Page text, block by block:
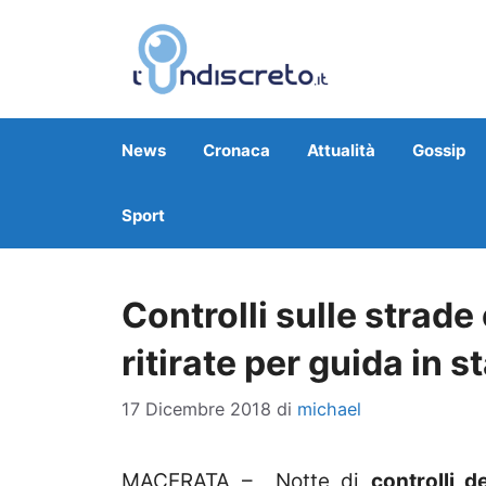
News Cronaca Attualità Gossip
Sport
Controlli sulle strade
ritirate per guida in
17 Dicembre 2018 di michael
MACERATA – Notte di controlli